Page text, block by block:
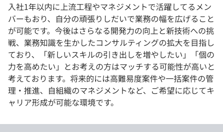
入社1年以内に上流工程やマネジメントで活躍してるメン
バーもおり、自分の頑張りしだいで業務の幅を広げること
が可能です。今後はさらなる開発力の向上と新技術への挑
戦、業務知識を生かしたコンサルティングの拡大を目指し
ており、「新しいスキルの引き出しを増やしたい」「個の
力を高めたい」とお考えの方はマッチする可能性が高いと
考えております。将来的には高難易度案件や一括案件の管
理・推進、自組織のマネジメントなど、ご希望に応じてキ
ャリア形成が可能な環境です。